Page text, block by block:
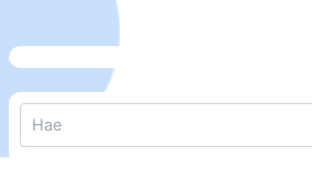
Search